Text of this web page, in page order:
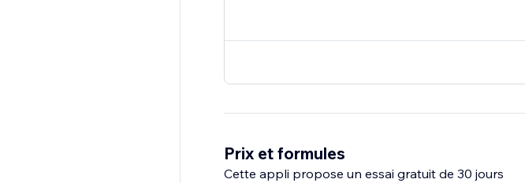
Prix et formules
Cette appli propose un essai gratuit de 30 jours